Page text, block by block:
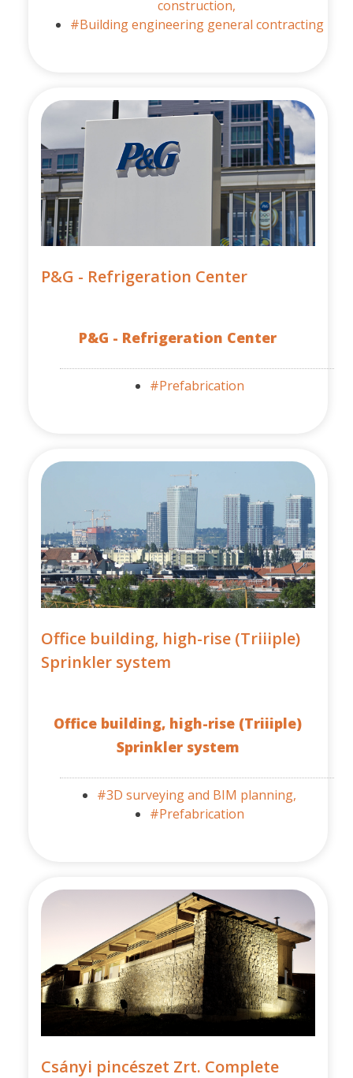
construction,
#Building engineering general contracting
P&G - Refrigeration Center
P&G - Refrigeration Center
#Prefabrication
Office building, high-rise (Triiiple)
Sprinkler system
Office building, high-rise (Triiiple)
Sprinkler system
#3D surveying and BIM planning,
#Prefabrication
Csányi pincészet Zrt. Complete